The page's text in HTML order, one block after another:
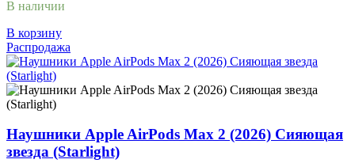
В наличии
В корзину
Распродажа
Наушники Apple AirPods Max 2 (2026) Сияющая
звезда (Starlight)